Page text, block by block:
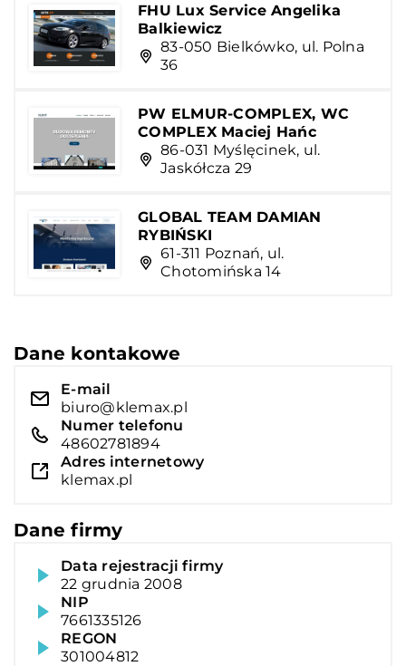
FHU Lux Service Angelika
Balkiewicz
83-050 Bielkówko, ul. Polna
36
PW ELMUR-COMPLEX, WC
COMPLEX Maciej Hańc
86-031 Myślęcinek, ul.
Jaskółcza 29
GLOBAL TEAM DAMIAN
RYBIŃSKI
61-311 Poznań, ul.
Chotomińska 14
Dane kontakowe
E-mail
biuro@klemax.pl
Numer telefonu
48602781894
Adres internetowy
klemax.pl
Dane firmy
Data rejestracji firmy
22 grudnia 2008
NIP
7661335126
REGON
301004812